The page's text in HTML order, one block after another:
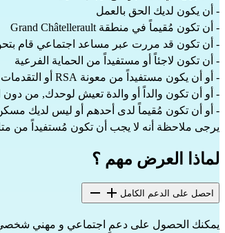
- أن يكون لديك الحق بالعمل
- أن تكون مُقيماً في منطقة Grand Châtellerault
- أن تكون قد مررت عبر مساعد اجتماعي قام
- أن تكون لاجئاً أو مستفيداً من الحماية الفرعية
- أو أن يكون مستفيداً من معونة RSA أو
- أو أن تكون والداً أو والدة تعيش لوحدك, من دون
- أو أن تكون مُقيماً لدى أحدهم أو ليس لديك
يرجى ملاحظة أنه لا يجب أن تكون مُستفيداً من
لماذا العرض مهم ؟
احصل على الدعم الكامل
يمكنك الحصول على دعمٍ اجتماعي و مهني